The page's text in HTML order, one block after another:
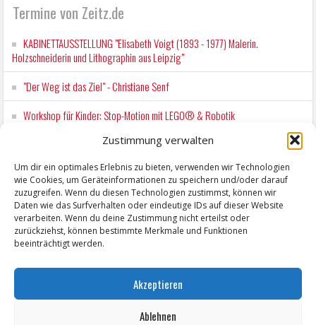
Zustimmung verwalten
Um dir ein optimales Erlebnis zu bieten, verwenden wir Technologien
wie Cookies, um Geräteinformationen zu speichern und/oder darauf
zuzugreifen. Wenn du diesen Technologien zustimmst, können wir
Daten wie das Surfverhalten oder eindeutige IDs auf dieser Website
verarbeiten. Wenn du deine Zustimmung nicht erteilst oder
zurückziehst, können bestimmte Merkmale und Funktionen
beeinträchtigt werden.
Akzeptieren
Ablehnen
Termine von Zeitz.de
KABINETTAUSSTELLUNG "Elisabeth Voigt (1893 - 1977) Malerin.
Holzschneiderin und Lithographin aus Leipzig"
"Der Weg ist das Ziel" - Christiane Senf
Workshop für Kinder: Stop-Motion mit LEGO® & Robotik
EINFACH LESEN im August 2026 H.P. Richter - DAMALS WAR ES FRIEDRICH
Lesung in Einfacher Sprache